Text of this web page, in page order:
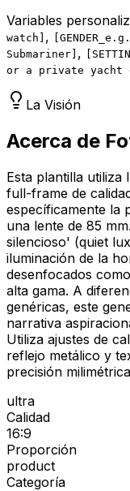
Variables
watch
,
Submariner ,
or a private yacht
La Visión
Acerca de
Esta plantilla
full-frame de
específicamente la
una lente de 85
silencioso' (quiet
iluminación de la
desenfocados
alta gama. A
genéricas, este
narrativa
Utiliza ajustes de
reflejo metálico y
precisión
ultra
Calidad
16:9
Proporción
product
Categoría